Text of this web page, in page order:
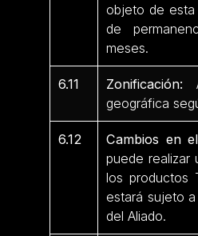
objeto de esta
de
meses.
6.11 Zonificación:
geográfica
6.12 Cambios en
puede realizar
los productos
estará sujeto
del Aliado.